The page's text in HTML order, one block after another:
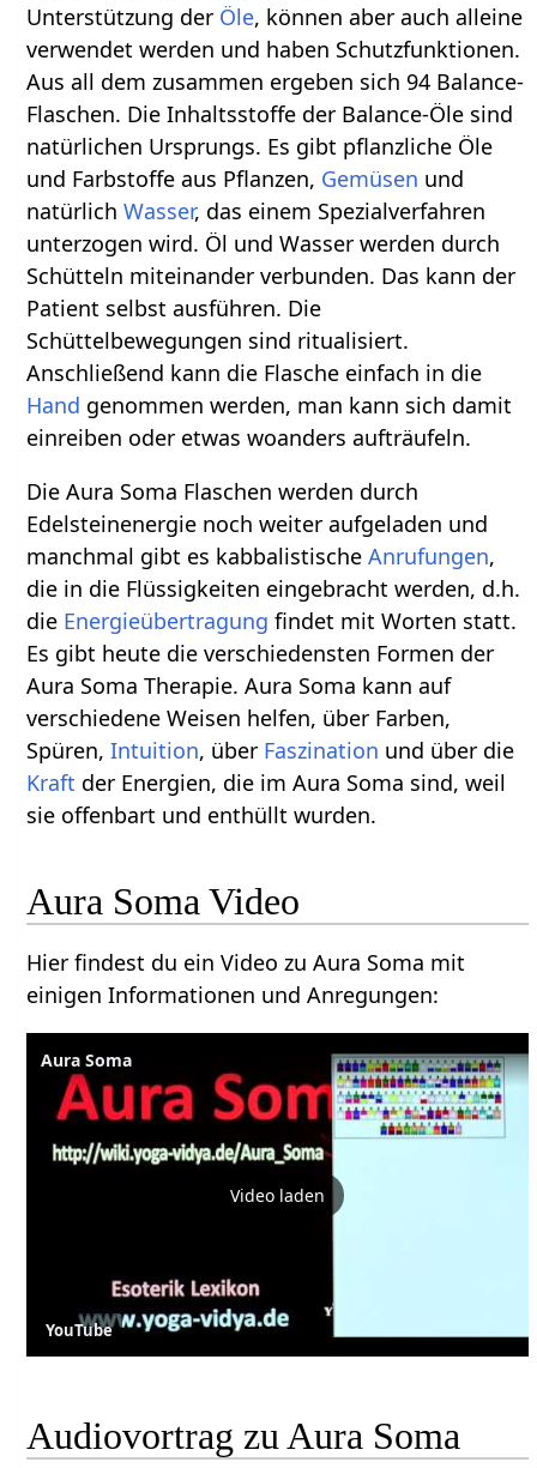
Unterstützung der Öle, können aber auch alleine
verwendet werden und haben Schutzfunktionen.
Aus all dem zusammen ergeben sich 94 Balance-
Flaschen. Die Inhaltsstoffe der Balance-Öle sind
natürlichen Ursprungs. Es gibt pflanzliche Öle
und Farbstoffe aus Pflanzen, Gemüsen und
natürlichWasser, das einem Spezialverfahren
unterzogen wird. Öl und Wasser werden durch
Schütteln miteinander verbunden. Das kann der
Patient selbst ausführen. Die
Schüttelbewegungen sind ritualisiert.
Anschließend kann die Flasche einfach in die
Hand genommen werden, man kann sich damit
einreiben oder etwas woanders aufträufeln.
Die Aura Soma Flaschen werden durch
Edelsteinenergie noch weiter aufgeladen und
manchmal gibt es kabbalistischeAnrufungen,
die in die Flüssigkeiten eingebracht werden, d.h.
die Energieübertragung findet mit Worten statt.
Es gibt heute die verschiedensten Formen der
Aura Soma Therapie. Aura Soma kann auf
verschiedene Weisen helfen, über Farben,
Spüren,Intuition, über Faszination und über die
Kraft der Energien, die im Aura Soma sind, weil
sie offenbart und enthüllt wurden.
Aura Soma Video
Hier findest du ein Video zu Aura Soma mit
einigen Informationen und Anregungen:
Aura Soma
Video laden
YouTube
Audiovortrag zu Aura Soma